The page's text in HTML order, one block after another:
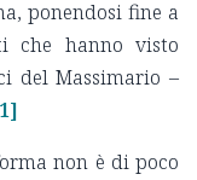
ponendosi fine a
che hanno visto
del Massimario –
non è di poco